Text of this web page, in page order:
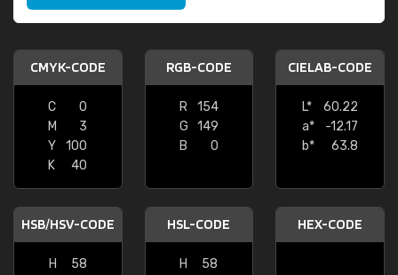
CMYK-CODE
C
0
M
3
Y
100
K
40
RGB-CODE
R
154
G
149
B
0
CIELAB-CODE
L*
60.22
a*
-12.17
b*
63.8
HSB/HSV-CODE
H
58
HSL-CODE
H
58
HEX-CODE